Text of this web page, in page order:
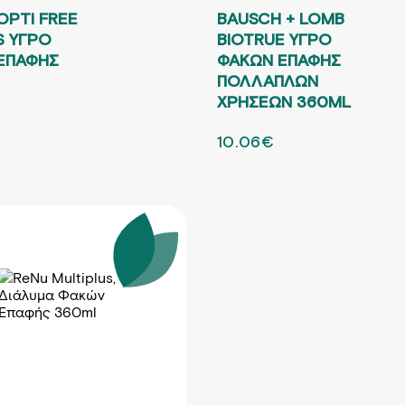
FREE
ΥΓΡΟ
BAUSCH + LOMB
BIOTRUE ΥΓΡΟ
ΦΑΚΩΝ ΕΠΑΦΗΣ
ΠΟΛΛΑΠΛΩΝ
ΧΡΗΣΕΩΝ 360ML
ORIGINAL PRICE WAS:
10.06€